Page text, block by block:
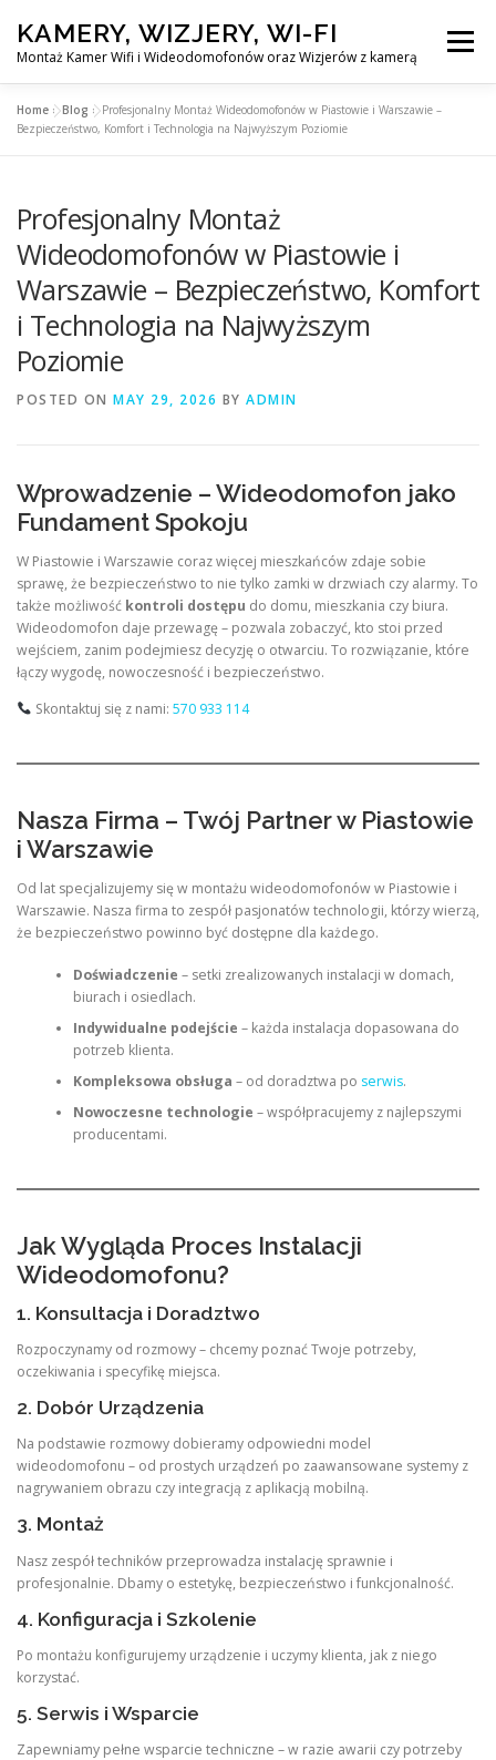
content
KAMERY, WIZJERY, WI-FI
Montaż Kamer Wifi i Wideodomofonów oraz Wizjerów z kamerą
Menu
GŁÓWNA MONTAŻ KAMER WIFI W WARSZAWA
MONTAŻ WIDEDOMOFONÓW
MONTAŻU WIZJERÓW Z KAMERĄ BLOG
KONTAKT
Home »Blog »Profesjonalny Montaż Wideodomofonów w Piastowie i Warszawie –
Bezpieczeństwo, Komfort i Technologia na Najwyższym Poziomie
Profesjonalny Montaż
Wideodomofonów w Piastowie i
Warszawie – Bezpieczeństwo, Komfort
i Technologia na Najwyższym
Poziomie
POSTED ON MAY 29, 2026 BY ADMIN
Wprowadzenie – Wideodomofon jako
Fundament Spokoju
W Piastowie i Warszawie coraz więcej mieszkańców zdaje sobie
sprawę, że bezpieczeństwo to nie tylko zamki w drzwiach czy alarmy. To
także możliwość kontroli dostępu do domu, mieszkania czy biura.
Wideodomofon daje przewagę – pozwala zobaczyć, kto stoi przed
wejściem, zanim podejmiesz decyzję o otwarciu. To rozwiązanie, które
łączy wygodę, nowoczesność i bezpieczeństwo.
Skontaktuj się z nami: 570 933 114
Nasza Firma – Twój Partner w Piastowie
i Warszawie
Od lat specjalizujemy się w montażu wideodomofonów w Piastowie i
Warszawie. Nasza firma to zespół pasjonatów technologii, którzy wierzą,
że bezpieczeństwo powinno być dostępne dla każdego.
Doświadczenie – setki zrealizowanych instalacji w domach,
biurach i osiedlach.
Indywidualne podejście – każda instalacja dopasowana do
potrzeb klienta.
Kompleksowa obsługa – od doradztwa po serwis.
Nowoczesne technologie – współpracujemy z najlepszymi
producentami.
Jak Wygląda Proces Instalacji
Wideodomofonu?
1. Konsultacja i Doradztwo
Rozpoczynamy od rozmowy – chcemy poznać Twoje potrzeby,
oczekiwania i specyfikę miejsca.
2. Dobór Urządzenia
Na podstawie rozmowy dobieramy odpowiedni model
wideodomofonu – od prostych urządzeń po zaawansowane systemy z
nagrywaniem obrazu czy integracją z aplikacją mobilną.
3. Montaż
Nasz zespół techników przeprowadza instalację sprawnie i
profesjonalnie. Dbamy o estetykę, bezpieczeństwo i funkcjonalność.
4. Konfiguracja i Szkolenie
Po montażu konfigurujemy urządzenie i uczymy klienta, jak z niego
korzystać.
5. Serwis i Wsparcie
Zapewniamy pełne wsparcie techniczne – w razie awarii czy potrzeby